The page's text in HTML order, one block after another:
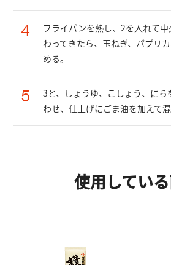
4
フライパンを熱し、2を入れて
わってきたら、玉ねぎ、パプリ
める。
5
3と、しょうゆ、こしょう、に
わせ、仕上げにごま油を加えて混
使用してい